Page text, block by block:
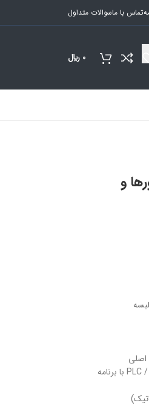
تماس با ماسوالات متداول
0 ﷼
و
صفحه نمایشگر : دارد / دارای صفحه نمایشگر 4 اینچی رنگی با سیستم هوشمند / PLC / HMI با برنامه